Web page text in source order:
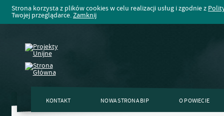
Strona korzysta z plików cookies w celu realizacji usług i zgodnie z
Twojej przeglądarce.Zamknij
KONTAKT NOWA STRONA BIP O POWIECIE